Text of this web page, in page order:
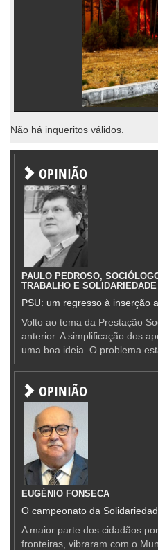
Não há inqueritos válidos.
OPINIÃO
PAULO PEDROSO,
TRABALHO E SOLIDARIEDADE
PSU: um regresso à inserção
Volto ao tema da Prestação
anterior. A simplificação dos
uma boa ideia. O problema
OPINIÃO
EUGÉNIO FONSECA
O campeonato da
A maior parte dos cidadãos
fronteiras, vibraram com o